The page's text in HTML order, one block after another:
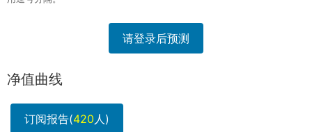
请登录后预测
净值曲线
订阅报告(420人)